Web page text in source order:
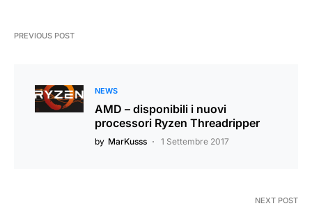
PREVIOUS POST
NEWS
AMD – disponibili i nuovi
processori Ryzen Threadripper
by MarKusss 1 Settembre 2017
NEXT POST